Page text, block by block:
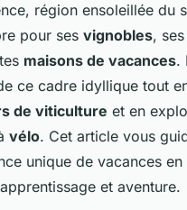
région ensoleillée du
pour ses vignobles, ses
maisons de vacances.
ce cadre idyllique tout
de viticulture et en
vélo. Cet article vous
unique de vacances
et aventure.